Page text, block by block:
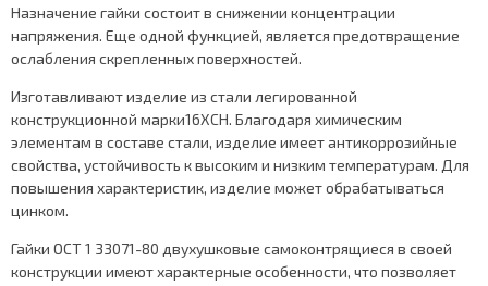
Назначение гайки состоит в снижении концентрации
напряжения. Еще одной функцией, является предотвращение
ослабления скрепленных поверхностей.
Изготавливают изделие из стали легированной
конструкционной марки16ХСН. Благодаря химическим
элементам в составе стали, изделие имеет антикоррозийные
свойства, устойчивость к высоким и низким температурам. Для
повышения характеристик, изделие может обрабатываться
цинком.
Гайки ОСТ 1 33071-80 двухушковые самоконтрящиеся в своей
конструкции имеют характерные особенности, что позволяет